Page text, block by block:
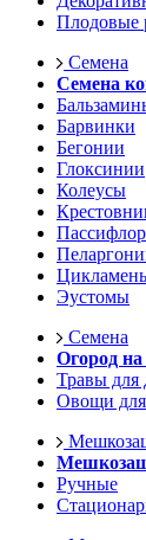
Плодовые
Семена
Семена
Барвинки
Бегонии
Глоксинии
Колеусы
Эустомы
Семена
Огород
Травы для
Овощи
Ручные